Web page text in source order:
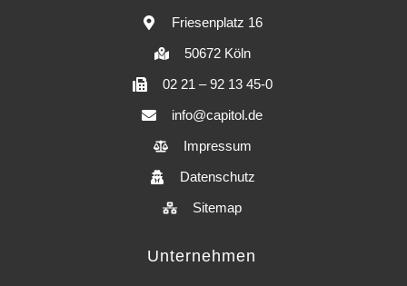
Unternehmen
Friesenplatz 16
50672 Köln
02 21 – 92 13 45-0
info@capitol.de
Impressum
Datenschutz
Sitemap